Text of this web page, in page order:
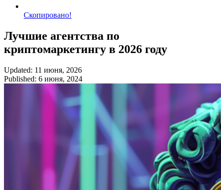
Скопировано!
Лучшие агентства по
криптомаркетингу в 2026 году
Updated: 11 июня, 2026
Published: 6 июня, 2024